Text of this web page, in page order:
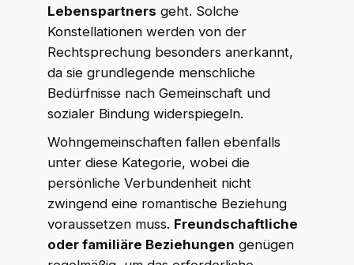
Lebenspartners geht. Solche
Konstellationen werden von der
Rechtsprechung besonders anerkannt,
da sie grundlegende menschliche
Bedürfnisse nach Gemeinschaft und
sozialer Bindung widerspiegeln.
Wohngemeinschaften fallen ebenfalls
unter diese Kategorie, wobei die
persönliche Verbundenheit nicht
zwingend eine romantische Beziehung
voraussetzen muss. Freundschaftliche
oder familiäre Beziehungen genügen